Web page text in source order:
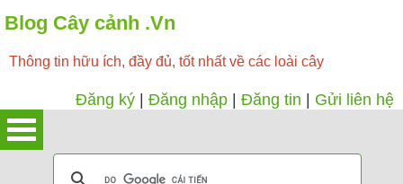
Blog Cây cảnh .Vn
Thông tin hữu ích, đầy đủ, tốt nhất về các loài cây
Đăng ký Đăng nhập Đăng tin Gửi liên hệ